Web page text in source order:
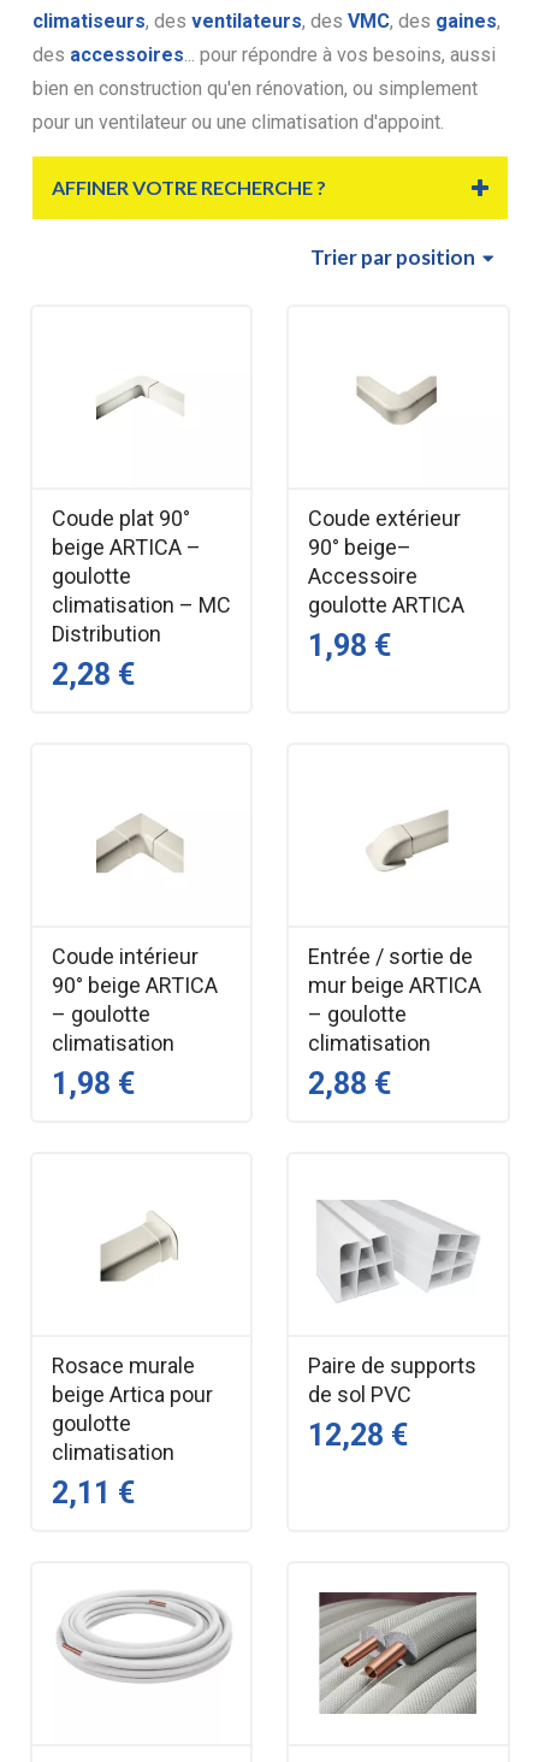
climatiseurs, des ventilateurs, des VMC, des gaines,
des accessoires... pour répondre à vos besoins, aussi
bien en construction qu'en rénovation, ou simplement
pour un ventilateur ou une climatisation d'appoint.
AFFINER VOTRE RECHERCHE ?
Trierpar position
Coude plat 90°
beige ARTICA –
goulotte
climatisation – MC
Distribution
2,28 €
Coude extérieur
90° beige–
Accessoire
goulotte ARTICA
1,98 €
Coude intérieur
90° beige ARTICA
– goulotte
climatisation
1,98 €
Entrée / sortie de
mur beige ARTICA
– goulotte
climatisation
2,88 €
Rosace murale
beige Artica pour
goulotte
climatisation
2,11 €
Paire de supports
de sol PVC
12,28 €